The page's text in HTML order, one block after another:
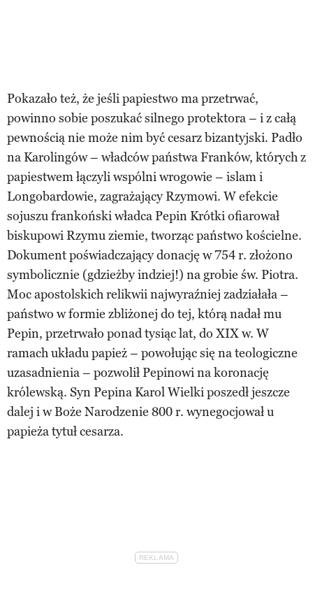
Pokazało też, że jeśli papiestwo ma przetrwać,
powinno sobie poszukać silnego protektora – i z całą
pewnością nie może nim być cesarz bizantyjski. Padło
na Karolingów – władców państwa Franków, których z
papiestwem łączyli wspólni wrogowie – islam i
Longobardowie, zagrażający Rzymowi. W efekcie
sojuszu frankoński władca Pepin Krótki ofiarował
biskupowi Rzymu ziemie, tworząc państwo kościelne.
Dokument poświadczający donację w 754 r. złożono
symbolicznie (gdzieżby indziej!) na grobie św. Piotra.
Moc apostolskich relikwii najwyraźniej zadziałała –
państwo w formie zbliżonej do tej, którą nadał mu
Pepin, przetrwało ponad tysiąc lat, do XIX w. W
ramach układu papież – powołując się na teologiczne
uzasadnienia – pozwolił Pepinowi na koronację
królewską. Syn Pepina Karol Wielki poszedł jeszcze
dalej i w Boże Narodzenie 800 r. wynegocjował u
papieża tytuł cesarza.